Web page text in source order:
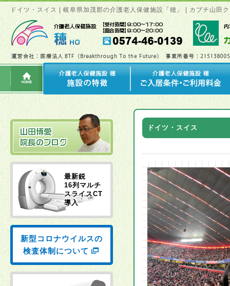
ドイツ・スイス | 岐阜県加茂郡の介護老人保健施設「穂」 | カブチ山田
ドイツ・スイス
最新鋭
16列マルチ
スライスCT
導入
新型コロナウイルスの
検査体制について